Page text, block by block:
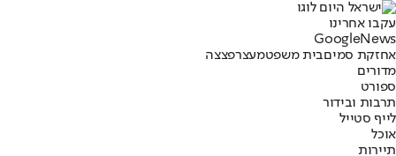
עקבו אחרינו
Googl eNews
אחזקת סמיםבית משפטמעצרפצצה
מדורים
ספורט
תרבות ובידור
לייף סטייל
אוכל
תיירות